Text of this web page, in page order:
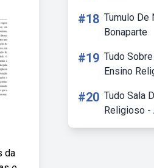
da
#18 Tumulo De
Bonaparte
#19 Tudo
Ensino
#20 Tudo Sala
Religioso -